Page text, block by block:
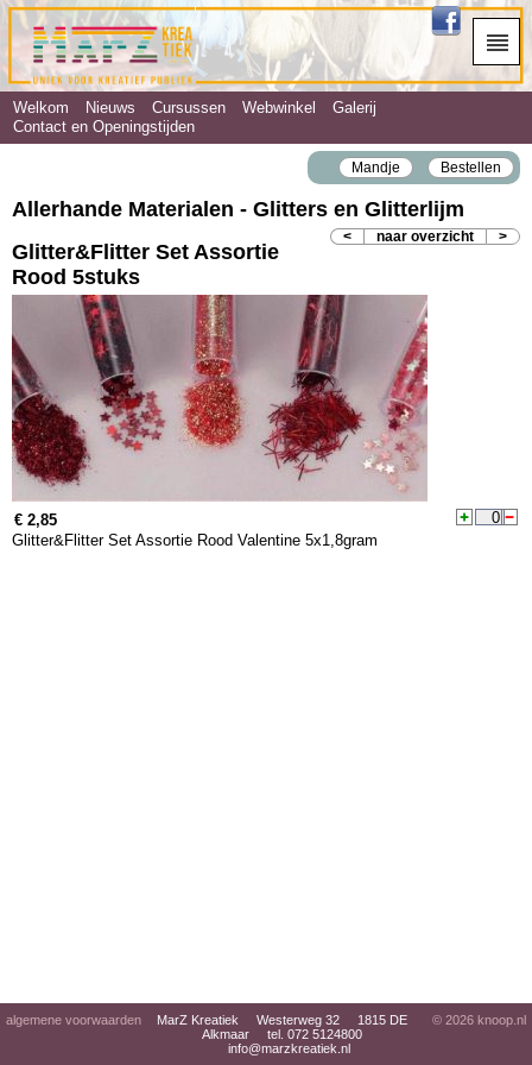
Welkom Nieuws Cursussen Webwinkel
Galerij
Contact en Openingstijden
Mandje Bestellen
Allerhande Materialen - Glitters en Glitterlijm
< naar overzicht >
Glitter&Flitter Set Assortie
Rood 5stuks
€ 2,85
Glitter&Flitter Set Assortie Rood Valentine 5x1,8gram
algemene voorwaarden
MarZ Kreatiek Westerweg 32 1815 DE
Alkmaar tel. 072 5124800
info@marzkreatiek.nl
© 2026 knoop.nl